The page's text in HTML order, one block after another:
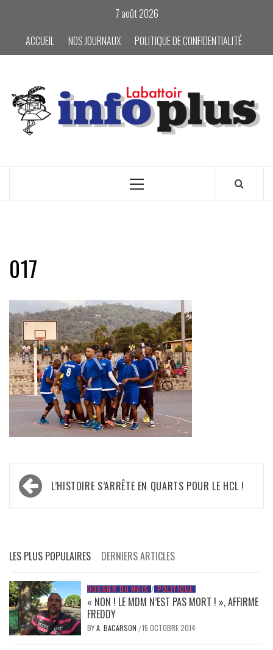
content
7 août 2026
ACCUEIL
NOS JOURNAUX POLITIQUE DE CONFIDENTIALITÉ
Primary
017
Navigation
de L’HISTOIRE S’ARRÊTE EN QUARTS POUR LE HCL !
LES PLUS POPULAIRES DERNIERS ARTICLES
DOSSIER DU MOIS / POLITIQUE
« NON ! LE MDM N’EST PAS MORT ! », AFFIRME
FREDDY
BYA. BACARSON /15 OCTOBRE 2014